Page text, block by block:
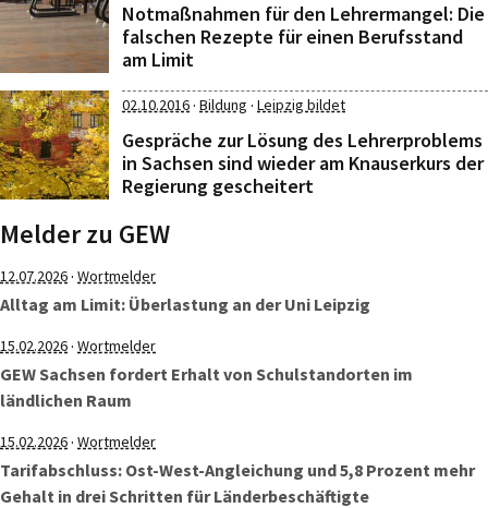
Notmaßnahmen für den Lehrermangel: Die
falschen Rezepte für einen Berufsstand
am Limit
02.10.2016· Bildung · Leipzig bildet
Gespräche zur Lösung des Lehrerproblems
in Sachsen sind wieder am Knauserkurs der
Regierung gescheitert
Melder zu GEW
12.07.2026· Wortmelder
Alltag am Limit: Überlastung an der Uni Leipzig
15.02.2026· Wortmelder
GEW Sachsen fordert Erhalt von Schulstandorten im
ländlichen Raum
15.02.2026· Wortmelder
Tarifabschluss: Ost-West-Angleichung und 5,8 Prozent mehr
Gehalt in drei Schritten für Länderbeschäftigte